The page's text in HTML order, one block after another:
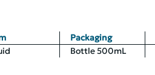
Packaging
Bottle 500mL